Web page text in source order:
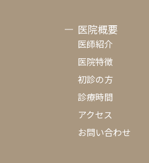
医院概要
医師紹介
医院特徴
初診の方
診療時間
アクセス
お問い合わせ